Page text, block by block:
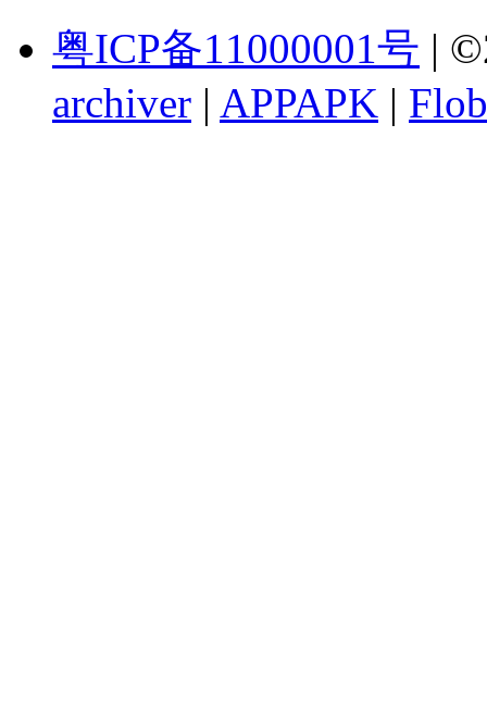
粤ICP备11000001号 |
archiver | APPAPK |